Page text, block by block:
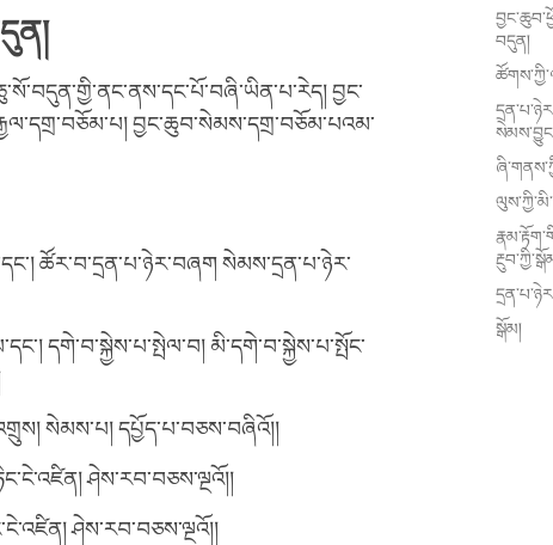
བདུན།
སྒོམ།
བྱང་
བྱང་ཆུབ་སེམས་དགྲ་བཅོམ་པའམ་
ཚོར་བ་དྲན་པ་ཉེར་བཞག སེམས་དྲན་པ་ཉེར་
དགེ་བ་སྐྱེས་པ་སྤེལ་བ། མི་དགེ་བ་སྐྱེས་པ་སྤོང་
སེམས་པ། དཔྱོད་པ་བཅས་བཞིའོ།།
ཤེས་རབ་བཅས་ལྔའོ།།
ཤེས་རབ་བཅས་ལྔའོ།།